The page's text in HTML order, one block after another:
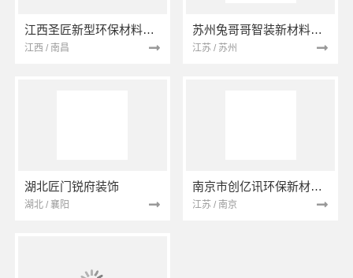
江西圣匠新型环保材料有限公司
江西 / 南昌
苏州兔哥哥智装新材料有限公司
江苏 / 苏州
湖北匠门锐府装饰
湖北 / 襄阳
南京市创亿讯环保新材料有限公司
江苏 / 南京